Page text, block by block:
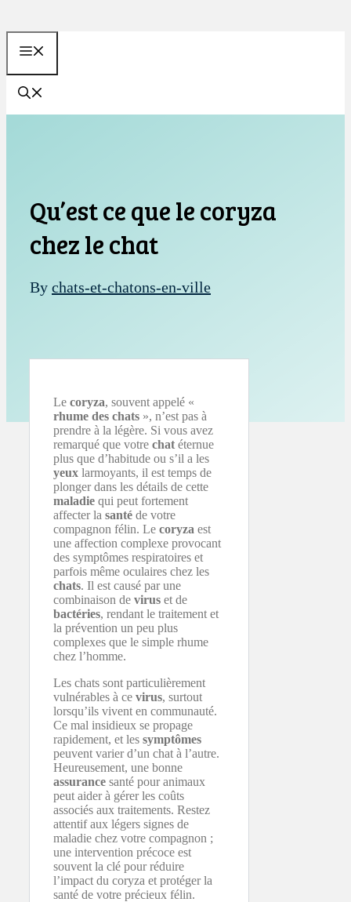
Aller
Qu’est ce que le coryza
chez le chat
By chats-et-chatons-en-ville
Le coryza, souvent appelé «
rhume des chats », n’est pas à
prendre à la légère. Si vous avez
remarqué que votre chat éternue
plus que d’habitude ou s’il a les
yeux larmoyants, il est temps de
plonger dans les détails de cette
maladie qui peut fortement
affecter la santé de votre
compagnon félin. Le coryza est
une affection complexe provocant
des symptômes respiratoires et
parfois même oculaires chez les
chats. Il est causé par une
combinaison de virus et de
bactéries, rendant le traitement et
la prévention un peu plus
complexes que le simple rhume
chez l’homme.
Les chats sont particulièrement
vulnérables à ce virus, surtout
lorsqu’ils vivent en communauté.
Ce mal insidieux se propage
rapidement, et les symptômes
peuvent varier d’un chat à l’autre.
Heureusement, une bonne
assurance santé pour animaux
peut aider à gérer les coûts
associés aux traitements. Restez
attentif aux légers signes de
maladie chez votre compagnon ;
une intervention précoce est
souvent la clé pour réduire
l’impact du coryza et protéger la
santé de votre précieux félin.